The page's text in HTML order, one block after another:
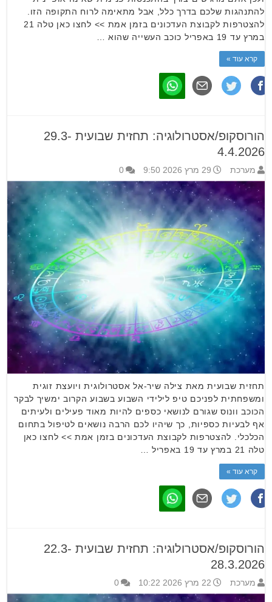
להתנהגות שלכם בדרך כלל, אבל מתאימה לרוח התקופה הזו.
להצטרפות לקבוצת העדכונים בזמן אמת >> לחצו כאן טלה 21
במרץ עד 19 באפריל כוכב העשייה שהוא …
קרא עוד »
הורוסקופ/אסטרולוגיה: תחזית שבועית 29.3-
4.4.2026
מערכת 29 מרץ 2026 9:50 0
תחזית שבועית מאת צילה שיר-אל אסטרולוגית ויועצת זוגית
ומשפחתית לפניכם טיפ לילידי השבוע בשבוע הקרוב ימשיך לבקר
הכוכב וונוס שגורם לנושאי כספים להיות מאוד פעילים ולעיתים
אף לבעיות כספיות, כך שיהיו לכם הרבה נושאים לטיפול בתחום
הכלכלי. להצטרפות לקבוצת העדכונים בזמן אמת >> לחצו כאן
טלה 21 במרץ עד 19 באפריל …
קרא עוד »
הורוסקופ/אסטרולוגיה: תחזית שבועית 22.3-
28.3.2026
מערכת 22 מרץ 2026 10:22 0